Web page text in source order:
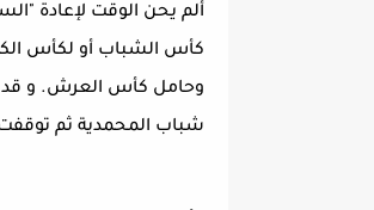
ألم يحن الوقت لإعادة
كأس الشباب أو لكأس
شباب المحمدية ثم